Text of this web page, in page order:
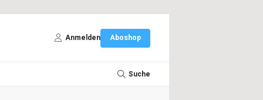
Anmelden Aboshop
Suche